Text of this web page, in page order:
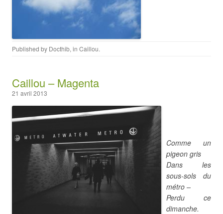
Published by Docthib, in Caillou.
Caillou – Magenta
21 avril 2013
Comme un
pigeon gris
Dans les
sous-sols du
métro –
Perdu ce
dimanche.